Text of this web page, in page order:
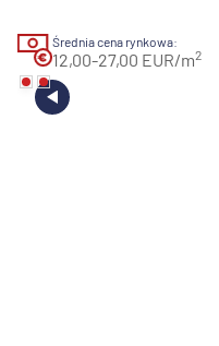
Średnia cena rynkowa:
12,00-27,00 EUR/m2